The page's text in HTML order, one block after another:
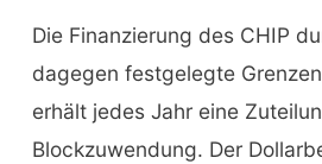
Die Finanzierung des CHIP
dagegen festgelegte
erhält jedes Jahr eine
Blockzuwendung. Der